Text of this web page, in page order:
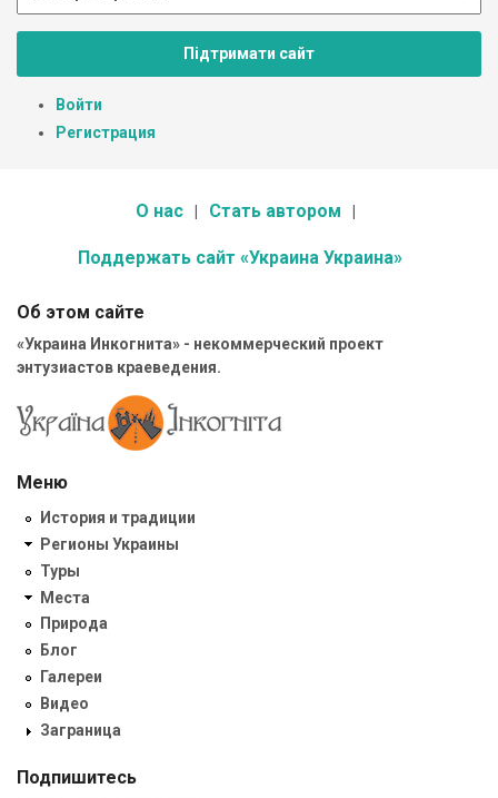
Підтримати сайт
Войти
Регистрация
О нас Стать автором
Поддержать сайт «Украина Украина»
Об этом сайте
«Украина Инкогнита» - некоммерческий проект
энтузиастов краеведения.
Меню
История и традиции
Регионы Украины
Туры
Места
Природа
Блог
Галереи
Видео
Заграница
Подпишитесь